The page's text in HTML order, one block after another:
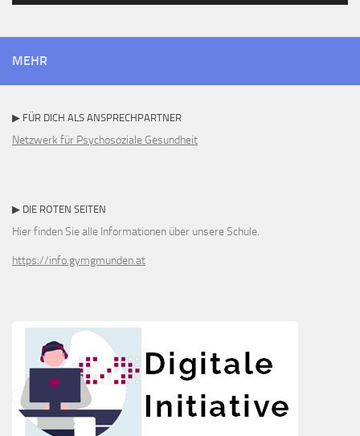
MEHR
▶ FÜR DICH ALS ANSPRECHPARTNER
Netzwerk für Psychosoziale Gesundheit
▶ DIE ROTEN SEITEN
Hier finden Sie alle Informationen über unsere Schule.
https://info.gymgmunden.at